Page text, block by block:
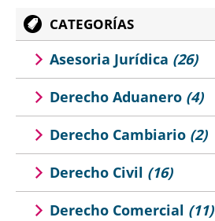
CATEGORÍAS
Asesoria Jurídica (26)
Derecho Aduanero (4)
Derecho Cambiario (2)
Derecho Civil (16)
Derecho Comercial (11)